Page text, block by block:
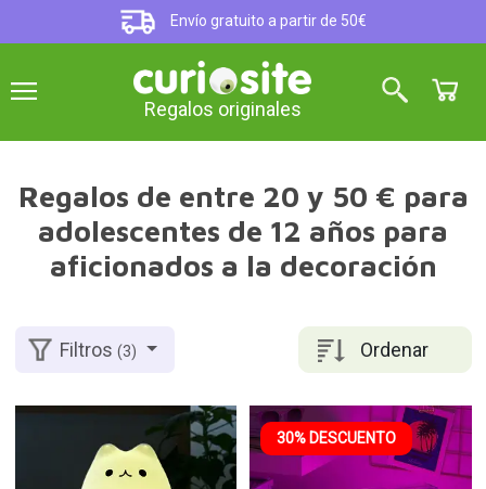
Envío gratuito a partir de 50€
Regalos originales
Regalos de entre 20 y 50 € para
adolescentes de 12 años para
aficionados a la decoración
Ordenar
Filtros(3)
30% DESCUENTO